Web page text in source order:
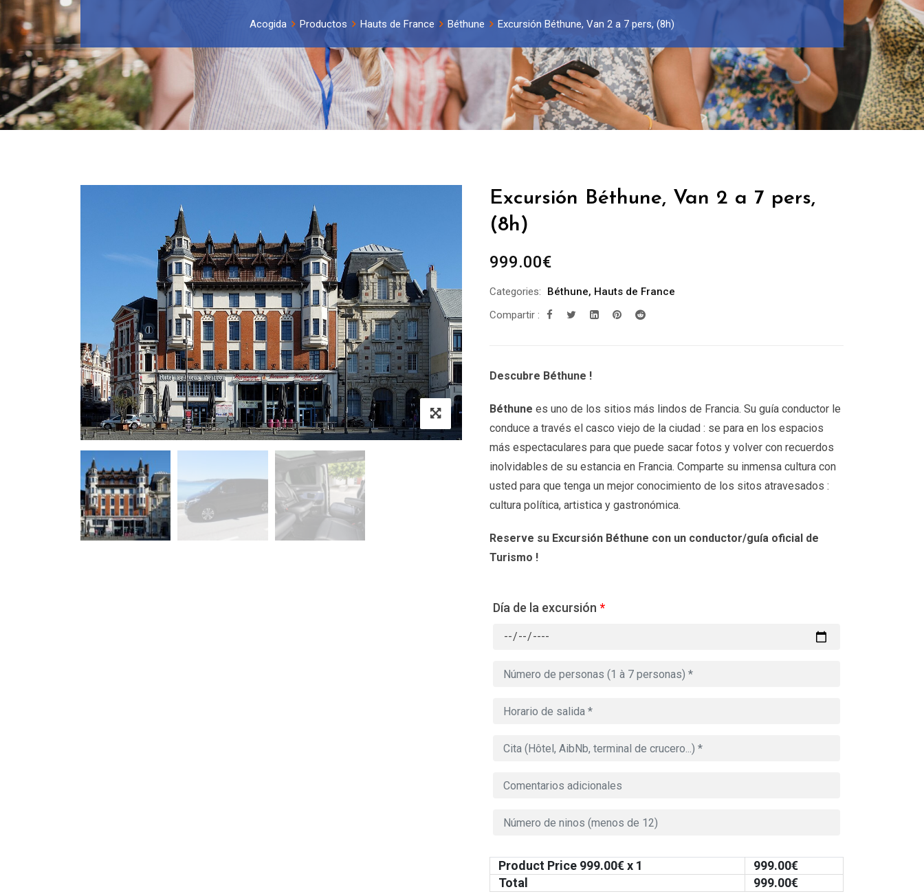
Acogida Productos Hauts de France Béthune Excursión Béthune, Van 2 a 7 pers, (8h)
Excursión Béthune, Van 2 a 7 pers,
(8h)
999.00€
Categories: Béthune, Hauts de France
Compartir :
Descubre Béthune !
Béthune es uno de los sitios más lindos de Francia. Su guía conductor le
conduce a través el casco viejo de la ciudad : se para en los espacios
más espectaculares para que puede sacar fotos y volver con recuerdos
inolvidables de su estancia en Francia. Comparte su inmensa cultura con
usted para que tenga un mejor conocimiento de los sitos atravesados :
cultura política, artistica y gastronómica.
Reserve su Excursión Béthune con un conductor/guía oficial de
Turismo !
Día de la excursión *
Product Price 999.00€ x 1 999.00€
Total
999.00€